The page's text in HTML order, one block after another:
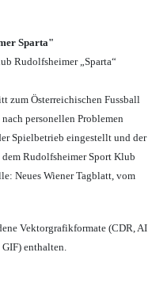
Sparta"
Rudolfsheimer „Sparta“
zum Österreichischen Fussball
nach personellen Problemen
Spielbetrieb eingestellt und der
dem Rudolfsheimer Sport Klub
Neues Wiener Tagblatt, vom
Vektorgrafikformate (CDR, AI
enthalten.